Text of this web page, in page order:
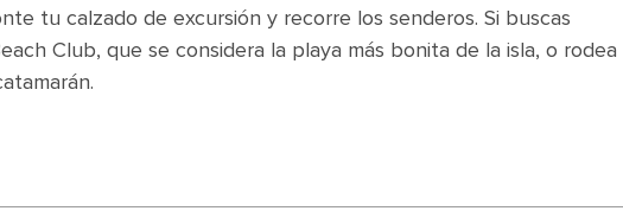
tu calzado de excursión y recorre los senderos. Si buscas
Club, que se considera la playa más bonita de la isla, o rodea